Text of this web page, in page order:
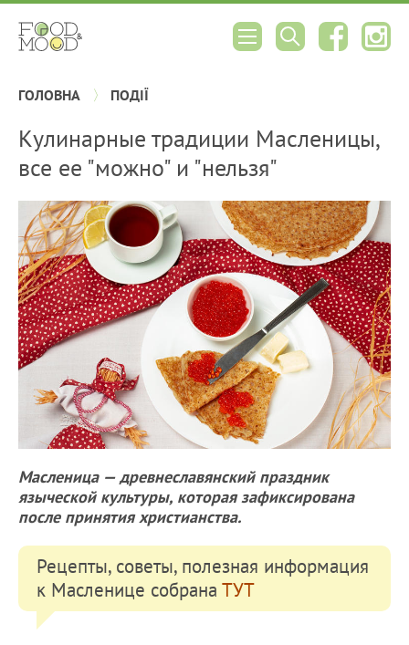
ГОЛОВНА ПОДІЇ
Кулинарные традиции Масленицы,
все ее "можно" и "нельзя"
Масленица — древнеславянский праздник
языческой культуры, которая зафиксирована
после принятия христианства.
Рецепты, советы, полезная информация
к Масленице собрана ТУТ